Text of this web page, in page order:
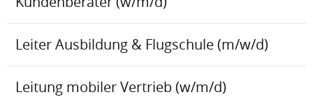
Leiter Ausbildung & Flugschule (m/w/d)
Leitung mobiler Vertrieb (w/m/d)